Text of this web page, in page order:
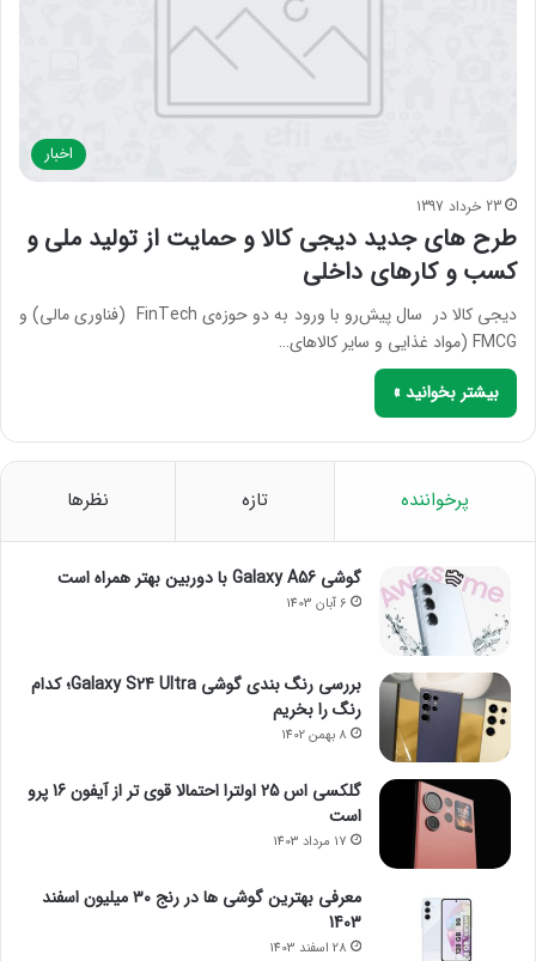
اخبار
23 خرداد 1397
طرح های جدید دیجی کالا و حمایت از تولید ملی و
کسب و کارهای داخلی
دیجی کالا در سال پیش‌رو با ورود به دو حوزه‌ی FinTech (فناوری مالی) و
FMCG (مواد غذایی و سایر کالاهای…
بیشتر بخوانید »
پرخواننده تازه نظرها
گوشی Galaxy A56 با دوربین بهتر همراه است
6 آبان 1403
بررسی رنگ بندی گوشی Galaxy S24 Ultra؛ کدام
رنگ را بخریم
8 بهمن 1402
گلکسی اس 25 اولترا احتمالا قوی تر از آیفون 16 پرو
است
17 مرداد 1403
معرفی بهترین گوشی ها در رنج ۳۰ میلیون اسفند
1403
28 اسفند 1403